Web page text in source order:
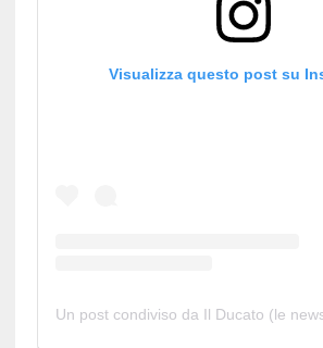
Visualizza questo post su